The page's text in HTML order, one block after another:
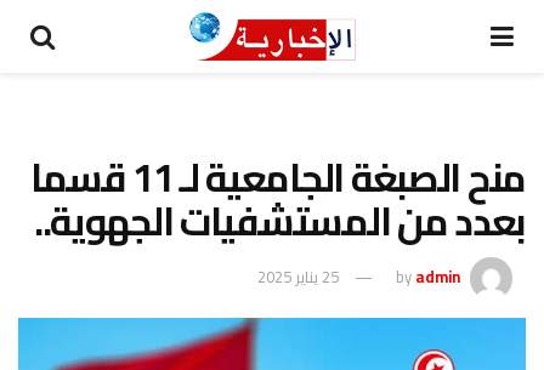
منح الصبغة الجامعية لـ 11 قسما
بعدد من المستشفيات الجهوية..
byadmin 25 يناير 2025